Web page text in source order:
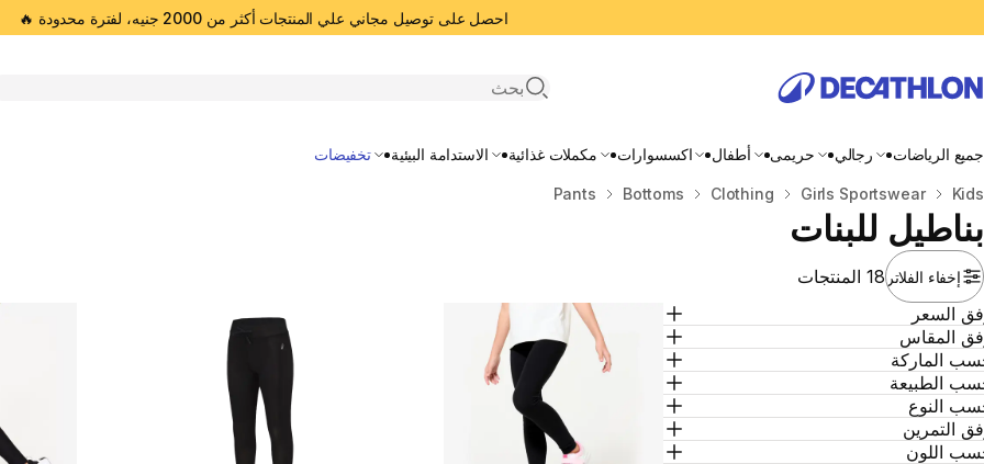
احصل على توصيل مجاني علي المنتجات أكثر من 2000 جنيه، لفترة محدودة 🔥
Open search
جميع الرياضات رجالي حريمى أطفال اكسسوارات مكملات غذائية الاستدامة البيئية تخفيضات
المنزل
Kids
Girls Sportswear
Clothing
Bottoms
Pants
بناطيل للبنات
إخفاء الفلاتر18 المنتجات
السعر
المقاس
الماركة
الطبيعة
النوع
التمرين
اللون